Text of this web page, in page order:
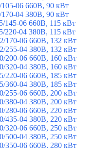
06 660В, 90 кВт
04 380В, 90 кВт
06 660В, 115 кВт
04 380В, 115 кВт
170-06 660В, 132 кВт
255-04 380В, 132 кВт
200-06 660В, 160 кВт
320-04 380В, 160 кВт
220-06 660В, 185 кВт
360-04 380В, 185 кВт
255-06 660В, 200 кВт
380-04 380В, 200 кВт
280-06 660В, 220 кВт
435-04 380В, 220 кВт
320-06 660В, 250 кВт
500-04 380В, 250 кВт
350-06 660В, 280 кВт